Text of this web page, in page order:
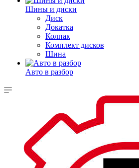
Шины и диски
Диск
Докатка
Колпак
Комплект дисков
Шина
Авто в разбор